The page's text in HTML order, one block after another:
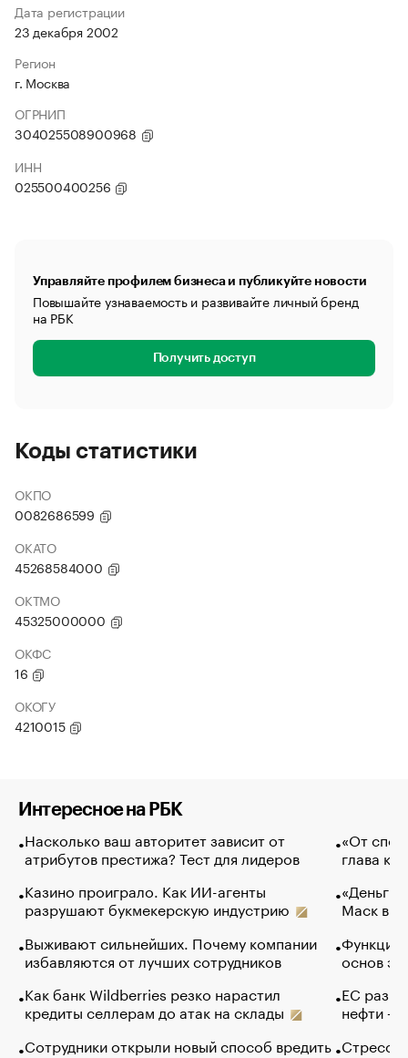
Дата регистрации
23 декабря 2002
Регион
г. Москва
ОГРНИП
304025508900968
ИНН
025500400256
Управляйте профилем бизнеса и публикуйте новости
Повышайте узнаваемость и развивайте личный бренд
на РБК
Получить доступ
Коды статистики
ОКПО
0082686599
ОКАТО
45268584000
ОКТМО
45325000000
ОКФС
16
ОКОГУ
4210015
Интересное на РБК
Насколько ваш авторитет зависит от
атрибутов престижа? Тест для лидеров
Казино проиграло. Как ИИ-агенты
разрушают букмекерскую индустрию
Выживают сильнейших. Почему компании
избавляются от лучших сотрудников
Как банк Wildberries резко нарастил
кредиты селлерам до атак на склады
Сотрудники открыли новый способ вредить
«От
глава
«Деньги
Маск в
Функции
основ
ЕС
нефти —
Стресс